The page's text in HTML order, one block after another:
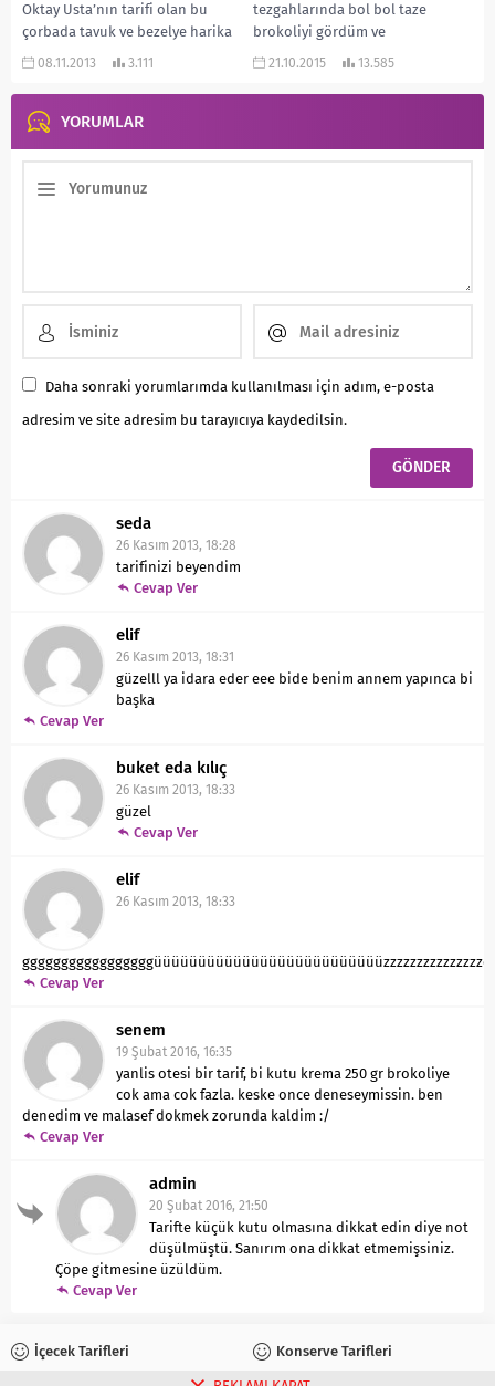
Oktay Usta’nın tarifi olan bu
çorbada tavuk ve bezelye harika
bir birliktelik oluşturuyor.
08.11.2013 3.111
tezgahlarında bol bol taze
brokoliyi gördüm ve
dayanamadım aldım. Bizim evde
21.10.2015 13.585
YORUMLAR
Daha sonraki yorumlarımda kullanılması için adım, e-posta
adresim ve site adresim bu tarayıcıya kaydedilsin.
seda
26 Kasım 2013, 18:28
tarifinizi beyendim
Cevap Ver
elif
26 Kasım 2013, 18:31
güzelll ya idara eder eee bide benim annem yapınca bi
başka
Cevap Ver
buket eda kılıç
26 Kasım 2013, 18:33
güzel
Cevap Ver
elif
26 Kasım 2013, 18:33
Cevap Ver
senem
19 Şubat 2016, 16:35
yanlis otesi bir tarif, bi kutu krema 250 gr brokoliye
cok ama cok fazla. keske once deneseymissin. ben
denedim ve malasef dokmek zorunda kaldim :/
Cevap Ver
admin
20 Şubat 2016, 21:50
Tarifte küçük kutu olmasına dikkat edin diye not
düşülmüştü. Sanırım ona dikkat etmemişsiniz.
Çöpe gitmesine üzüldüm.
Cevap Ver
İçecek Tarifleri Konserve Tarifleri